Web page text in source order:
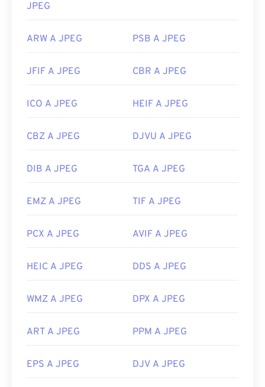
JPEG
ARW A JPEG PSB A JPEG
JFIF A JPEG CBR A JPEG
ICO A JPEG HEIF A JPEG
CBZ A JPEG DJVU A JPEG
DIB A JPEG TGA A JPEG
EMZ A JPEG TIF A JPEG
PCX A JPEG AVIF A JPEG
HEIC A JPEG DDS A JPEG
WMZ A JPEG DPX A JPEG
ART A JPEG PPM A JPEG
EPS A JPEG DJV A JPEG